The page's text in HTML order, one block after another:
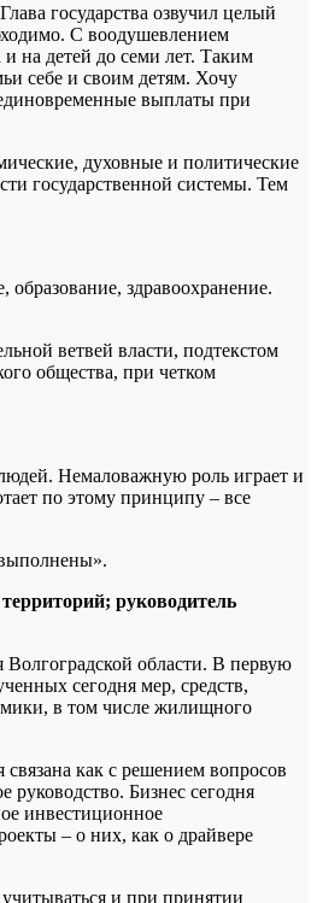
государства озвучил целый
С воодушевлением
на детей до семи лет. Таким
себе и своим детям. Хочу
единовременные выплаты при
духовные и политические
государственной системы. Тем
здравоохранение.
ветвей власти, подтекстом
общества, при четком
Немаловажную роль играет и
по этому принципу – все
руководитель
области. В первую
сегодня мер, средств,
в том числе жилищного
как с решением вопросов
руководство. Бизнес сегодня
инвестиционное
– о них, как о драйвере
и при принятии